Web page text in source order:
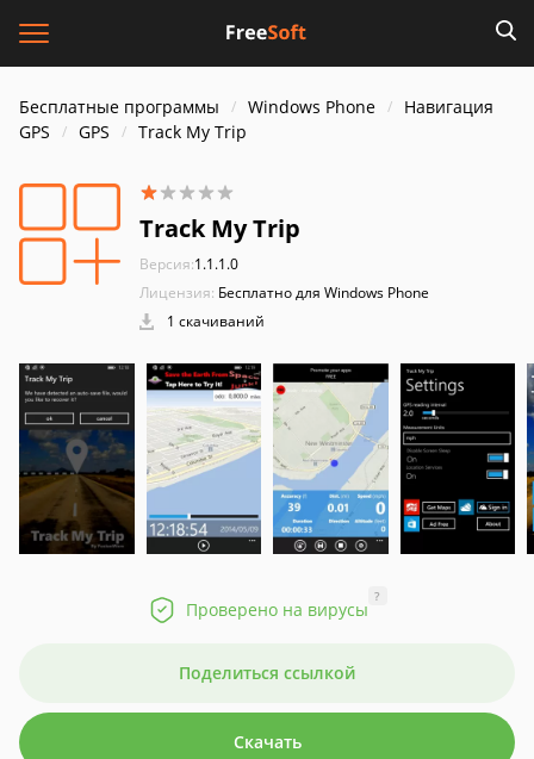
Бесплатные программы Windows Phone
Навигация
GPS
GPS Track My Trip
Track My Trip
Версия:1.1.1.0
Лицензия: Бесплатно для Windows Phone
1 скачиваний
Проверено на вирусы
?
Поделиться ссылкой
Скачать